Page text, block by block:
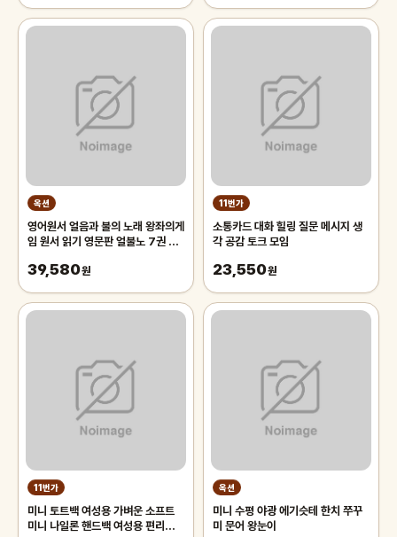
옥션
영어원서 얼음과 불의 노래 왕좌의게
임 원서 읽기 영문판 얼불노 7권 A
서
39,580원
11번가
소통카드 대화 힐링 질문 메시지 생
각 공감 토크 모임
23,550원
11번가
미니 토트백 여성용 가벼운 소프트
미니 나일론 핸드백 여성용 편리한
옥션
미니 수평 야광 에기슷테 한치 쭈꾸
미 문어 왕눈이